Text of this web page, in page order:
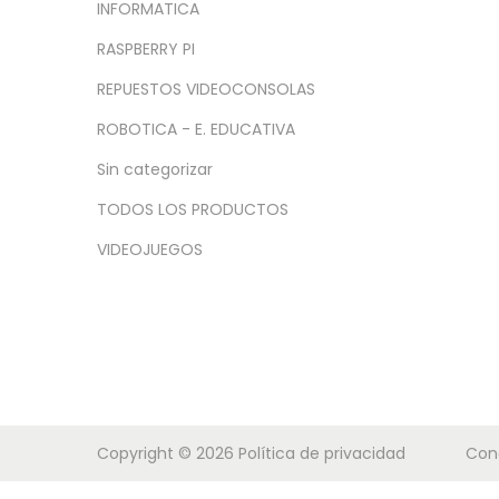
ó
n
INFORMATICA
RASPBERRY PI
REPUESTOS VIDEOCONSOLAS
ROBOTICA - E. EDUCATIVA
Sin categorizar
TODOS LOS PRODUCTOS
VIDEOJUEGOS
Copyright © 2026 Política de privacidad